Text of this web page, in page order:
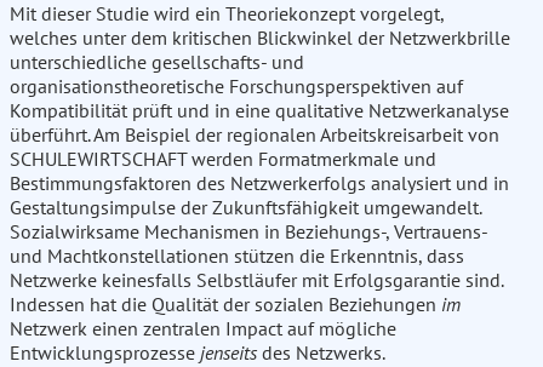
Mit dieser Studie wird ein Theoriekonzept vorgelegt,
welches unter dem kritischen Blickwinkel der Netzwerkbrille
unterschiedliche gesellschafts- und
organisationstheoretische Forschungsperspektiven auf
Kompatibilität prüft und in eine qualitative Netzwerkanalyse
überführt. Am Beispiel der regionalen Arbeitskreisarbeit von
SCHULEWIRTSCHAFT werden Formatmerkmale und
Bestimmungsfaktoren des Netzwerkerfolgs analysiert und in
Gestaltungsimpulse der Zukunftsfähigkeit umgewandelt.
Sozialwirksame Mechanismen in Beziehungs-, Vertrauens-
und Machtkonstellationen stützen die Erkenntnis, dass
Netzwerke keinesfalls Selbstläufer mit Erfolgsgarantie sind.
Indessen hat die Qualität der sozialen Beziehungen im
Netzwerk einen zentralen Impact auf mögliche
Entwicklungsprozesse jenseits des Netzwerks.